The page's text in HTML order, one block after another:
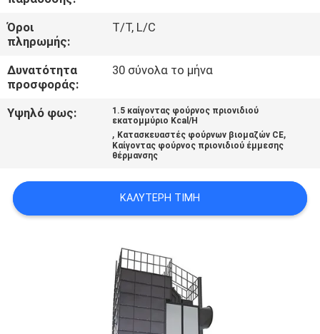
ΕΙΔΉΣΕΙΣ
ΖΗΤΉΣΤΕ
ΈΝΑ
ΑΠΌΣΠΑΣΜΑ
SITEMAP
ΠΟΛΙΤΙΚΉ
ΜΥΣΤΙΚΌΤΗΤΑΣ
Όροι
πληρωμής:
T/T, L/C
Δυνατότητα
προσφοράς:
30 σύνολα το μήνα
Υψηλό φως:
1.5 καίγοντας φούρνος πριονιδιού
εκατομμύριο Kcal/H
, Κατασκευαστές φούρνων βιομαζών CE,
Καίγοντας φούρνος πριονιδιού έμμεσης
θέρμανσης
ΚΑΛΎΤΕΡΗ ΤΙΜΉ